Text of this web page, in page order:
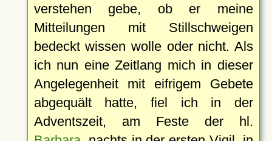
verstehen gebe, ob er meine
Mitteilungen mit Stillschweigen
bedeckt wissen wolle oder nicht. Als
ich nun eine Zeitlang mich in dieser
Angelegenheit mit eifrigem Gebete
abgequält hatte, fiel ich in der
Adventszeit, am Feste der hl.